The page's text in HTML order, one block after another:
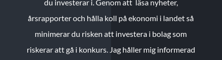
du investerar i. Genom att läsa nyheter,
årsrapporter och hålla koll på ekonomi i landet så
minimerar du risken att investera i bolag som
riskerar att gå i konkurs. Jag håller mig informerad